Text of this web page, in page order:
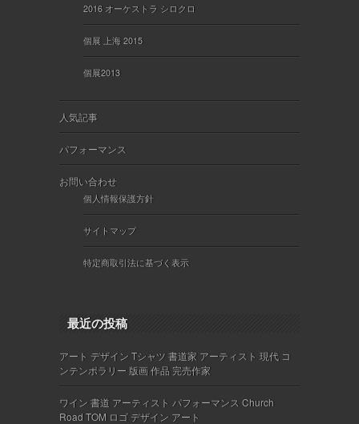
2016 オーケストラ シロクロ
個展 上海 2015
個展2013
人気記事
パフォーマンス
お問い合わせ
個人情報保護方針
サイトマップ
特定商取引法に基づく表示
最近の投稿
アート デザイン Tシャツ 書道家 アーティスト 現代 コ
ンテンポラリー 版画 作品 完売作家
ワイン 書道 アーティスト パフォーマンス Church
Road TOM ロゴ デザイン アート